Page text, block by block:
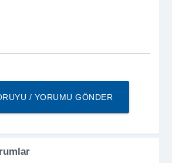
/ YORUMU GÖNDER